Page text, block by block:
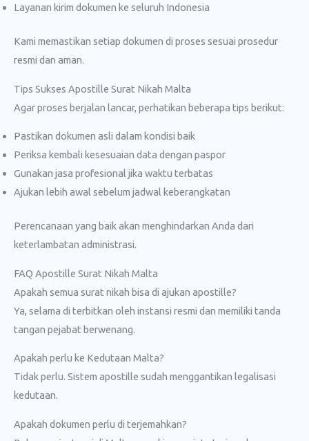
Layanan kirim dokumen ke seluruh Indonesia
Kami memastikan setiap dokumen di proses sesuai prosedur
resmi dan aman.
Tips Sukses Apostille Surat Nikah Malta
Agar proses berjalan lancar, perhatikan beberapa tips berikut:
Pastikan dokumen asli dalam kondisi baik
Periksa kembali kesesuaian data dengan paspor
Gunakan jasa profesional jika waktu terbatas
Ajukan lebih awal sebelum jadwal keberangkatan
Perencanaan yang baik akan menghindarkan Anda dari
keterlambatan administrasi.
FAQ Apostille Surat Nikah Malta
Apakah semua surat nikah bisa di ajukan apostille?
Ya, selama di terbitkan oleh instansi resmi dan memiliki tanda
tangan pejabat berwenang.
Apakah perlu ke Kedutaan Malta?
Tidak perlu. Sistem apostille sudah menggantikan legalisasi
kedutaan.
Apakah dokumen perlu di terjemahkan?